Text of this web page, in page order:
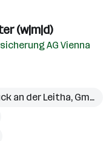
(w|m|d)
AG Vienna
an der Leitha, Gmünd